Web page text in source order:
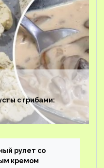
с грибами:
рулет со
кремом